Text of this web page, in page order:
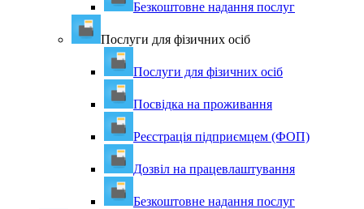
Безкоштовне надання послуг
Послуги для фізичних осіб
Послуги для фізичних осіб
Посвідка на проживання
Реєстрація підприємцем (ФОП)
Дозвіл на працевлаштування
Безкоштовне надання послуг